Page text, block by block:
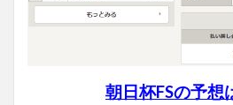
朝日杯FSの予想